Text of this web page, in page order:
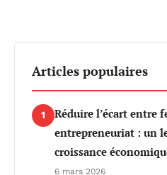
Articles populaires
1
Réduire l’écart entre
entrepreneuriat : un
croissance
6 mars 2026